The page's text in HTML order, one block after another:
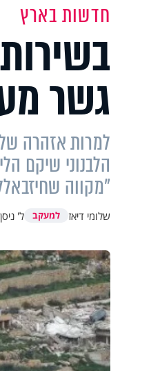
חדשות בארץ
גשר
למרות אזהרה
הלבנוני שיקם
"מקווה
שלומי דיאז למעקב ל'